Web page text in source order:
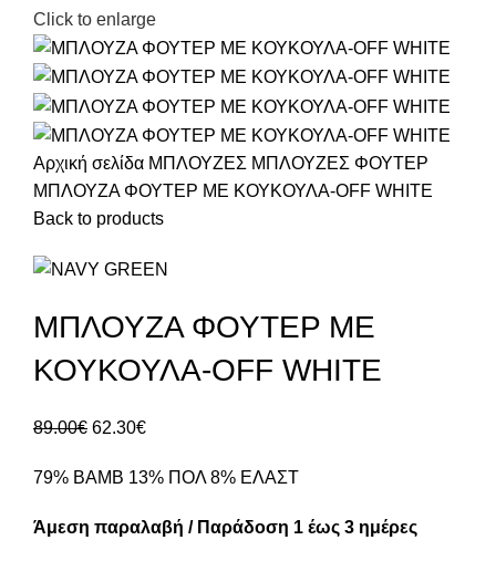
Click to enlarge
Αρχική σελίδα ΜΠΛΟΥΖΕΣ ΜΠΛΟΥΖΕΣ ΦΟΥΤΕΡ
ΜΠΛΟΥΖΑ ΦΟΥΤΕΡ ΜΕ ΚΟΥΚΟΥΛΑ-OFF WHITE
Back to products
ΜΠΛΟΥΖΑ ΦΟΥΤΕΡ ΜΕ
ΚΟΥΚΟΥΛΑ-OFF WHITE
89.00€ 62.30€
79% ΒΑΜΒ 13% ΠΟΛ 8% ΕΛΑΣT
Άμεση παραλαβή / Παράδοση 1 έως 3 ημέρες